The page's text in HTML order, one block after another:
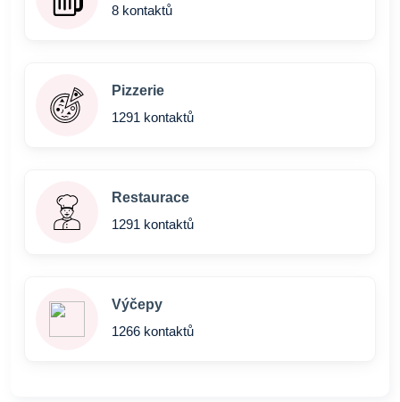
8 kontaktů
Pizzerie
1291 kontaktů
Restaurace
1291 kontaktů
Výčepy
1266 kontaktů